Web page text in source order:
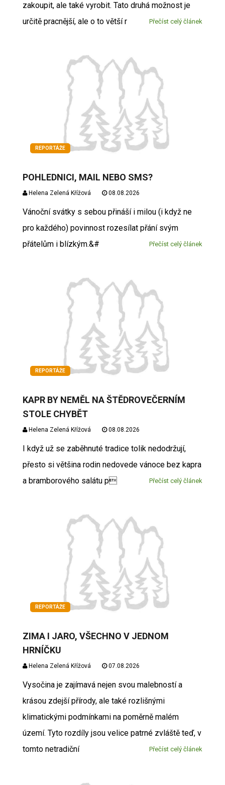
zakoupit, ale také vyrobit. Tato druhá možnost je
určitě pracnější, ale o to větší r
Přečíst celý článek
REPORTÁŽE
POHLEDNICI, MAIL NEBO SMS?
Helena Zelená Křížová 08.08.2026
Vánoční svátky s sebou přináší i milou (i když ne
pro každého) povinnost rozesílat přání svým
přátelům i blízkým.&#
Přečíst celý článek
REPORTÁŽE
KAPR BY NEMĚL NA ŠTĚDROVEČERNÍM
STOLE CHYBĚT
Helena Zelená Křížová 08.08.2026
I když už se zaběhnuté tradice tolik nedodržují,
přesto si většina rodin nedovede vánoce bez kapra
a bramborového salátu p
Přečíst celý článek
REPORTÁŽE
ZIMA I JARO, VŠECHNO V JEDNOM
HRNÍČKU
Helena Zelená Křížová 07.08.2026
Vysočina je zajímavá nejen svou malebností a
krásou zdejší přírody, ale také rozlišnými
klimatickými podmínkami na poměrně malém
území. Tyto rozdíly jsou velice patrné zvláště teď, v
tomto netradiční
Přečíst celý článek